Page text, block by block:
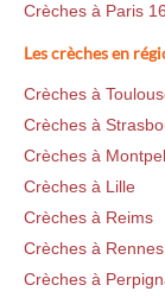
Crèches à Paris
Les crèches en
Crèches à
Crèches à
Crèches à
Crèches à Lille
Crèches à Reims
Crèches à Rennes
Crèches à